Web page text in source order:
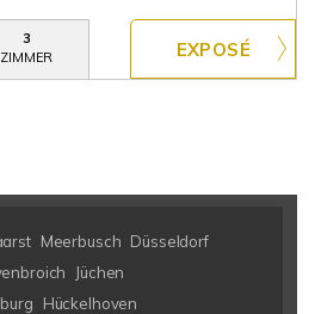
3
ZIMMER
Meerbusch Düsseldorf
Jüchen
Hückelhoven